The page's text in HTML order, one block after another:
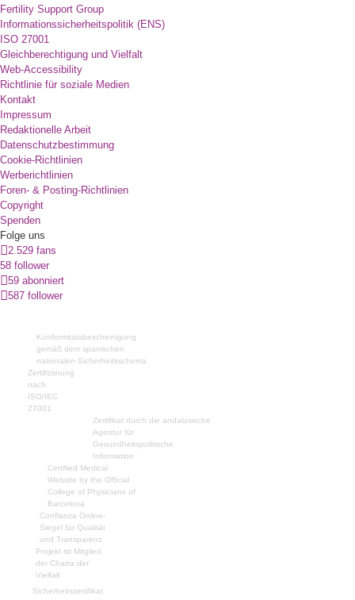
Fertility Support Group
Informationssicherheitspolitik (ENS)
ISO 27001
Gleichberechtigung und Vielfalt
Web-Accessibility
Richtlinie für soziale Medien
Kontakt
Impressum
Redaktionelle Arbeit
Datenschutzbestimmung
Cookie-Richtlinien
Werberichtlinien
Foren- & Posting-Richtlinien
Copyright
Spenden
Folge uns
2.529 fans
58 follower
59 abonniert
587 follower
Konformitätsbescheinigung
gemäß dem spanischen
nationalen Sicherheitsschema
Zertifizierung
nach
ISO/IEC
27001
Zertifikat durch die andalusische
Agentur für
Gesundheitspolitische
Information
Certified Medical
Website by the Official
College of Physicians of
Barcelona
Confianza Online-
Siegel für Qualität
und Transparenz
Projekt ist Mitglied
der Charta der
Vielfalt
Sicherheitszertifikat